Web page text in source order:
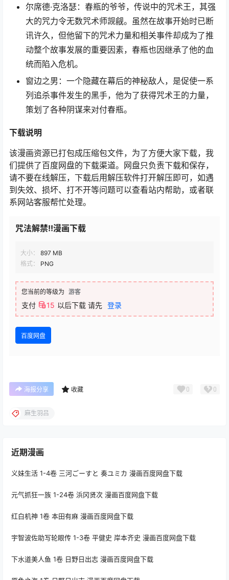
尔席德·克洛瑟：春瓶的爷爷，传说中的咒术王，其强
大的咒力令无数咒术师觊觎。虽然在故事开始时已断
讯许久，但他留下的咒术力量和相关事件却成为了推
动整个故事发展的重要因素，春瓶也因继承了他的血
统而陷入危机。
窗边之男：一个隐藏在幕后的神秘敌人，是促使一系
列追杀事件发生的黑手，他为了获得咒术王的力量，
策划了各种阴谋来对付春瓶。
下载说明
该漫画资源已打包成压缩包文件，为了方便大家下载，我
们提供了百度网盘的下载渠道。网盘只负责下载和保存，
请不要在线解压，下载后用解压软件打开解压即可，如遇
到失效、损坏、打不开等问题可以查看站内帮助，或者联
系网站客服帮忙处理。
咒法解禁!!漫画下载
大小：
897 MB
格式：
PNG
您当前的等级为 游客
支付 15 以后下载 请先 登录
百度网盘
海报分享 收藏 0 0
麻生羽吕
近期漫画
义妹生活 1-4卷 三河ごーすと 奏ユミカ 漫画百度网盘下载
元气抓狂一族 1-24卷 浜冈贤次 漫画百度网盘下载
红白机神 1卷 本田有麻 漫画百度网盘下载
宇智波佐助写轮眼传 1-3卷 平健史 岸本齐史 漫画百度网盘下载
下水道美人鱼 1卷 日野日出志 漫画百度网盘下载